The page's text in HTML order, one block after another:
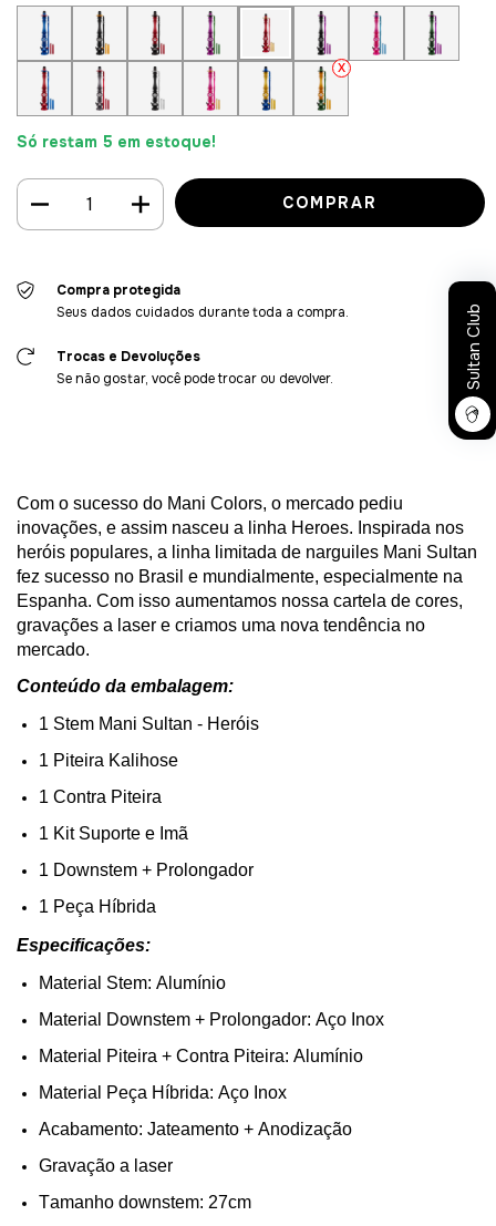
Só restam 5 em estoque!
Compra protegida
Seus dados cuidados durante toda a compra.
Trocas e Devoluções
Se não gostar, você pode trocar ou devolver.
Com o sucesso do Mani Colors, o mercado pediu
inovações, e assim nasceu a linha Heroes. Inspirada nos
heróis populares, a linha limitada de narguiles Mani Sultan
fez sucesso no Brasil e mundialmente, especialmente na
Espanha. Com isso aumentamos nossa cartela de cores,
gravações a laser e criamos uma nova tendência no
mercado.
Conteúdo da embalagem:
1 Stem Mani Sultan - Heróis
1 Piteira Kalihose
1 Contra Piteira
1 Kit Suporte e Imã
1 Downstem + Prolongador
1 Peça Híbrida
Especificações:
Material Stem: Alumínio
Material
Downstem + Prolongador: Aço Inox
Material Piteira + Contra Piteira: Alumínio
Material Peça Híbrida: Aço Inox
Acabamento: Jateamento + Anodização
Gravação a laser
Tamanho downstem: 27cm
Sultan Club